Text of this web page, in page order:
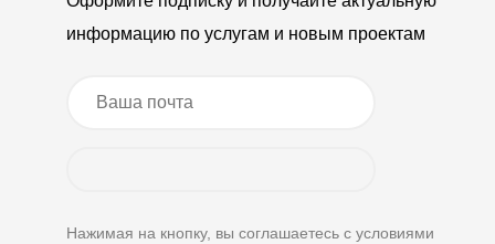
информацию по услугам и новым проектам
Нажимая на кнопку, вы соглашаетесь с условиями